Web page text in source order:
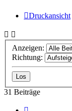
Druckansicht
Anzeigen:
Richtung:
31 Beiträge